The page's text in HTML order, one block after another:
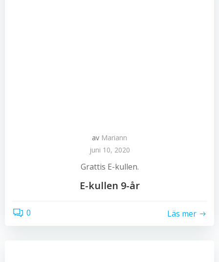
av Mariann
juni 10, 2020
Grattis E-kullen.
E-kullen 9-år
0 Läs mer